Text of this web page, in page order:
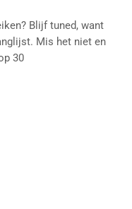
Blijf tuned, want
Mis het niet en
30